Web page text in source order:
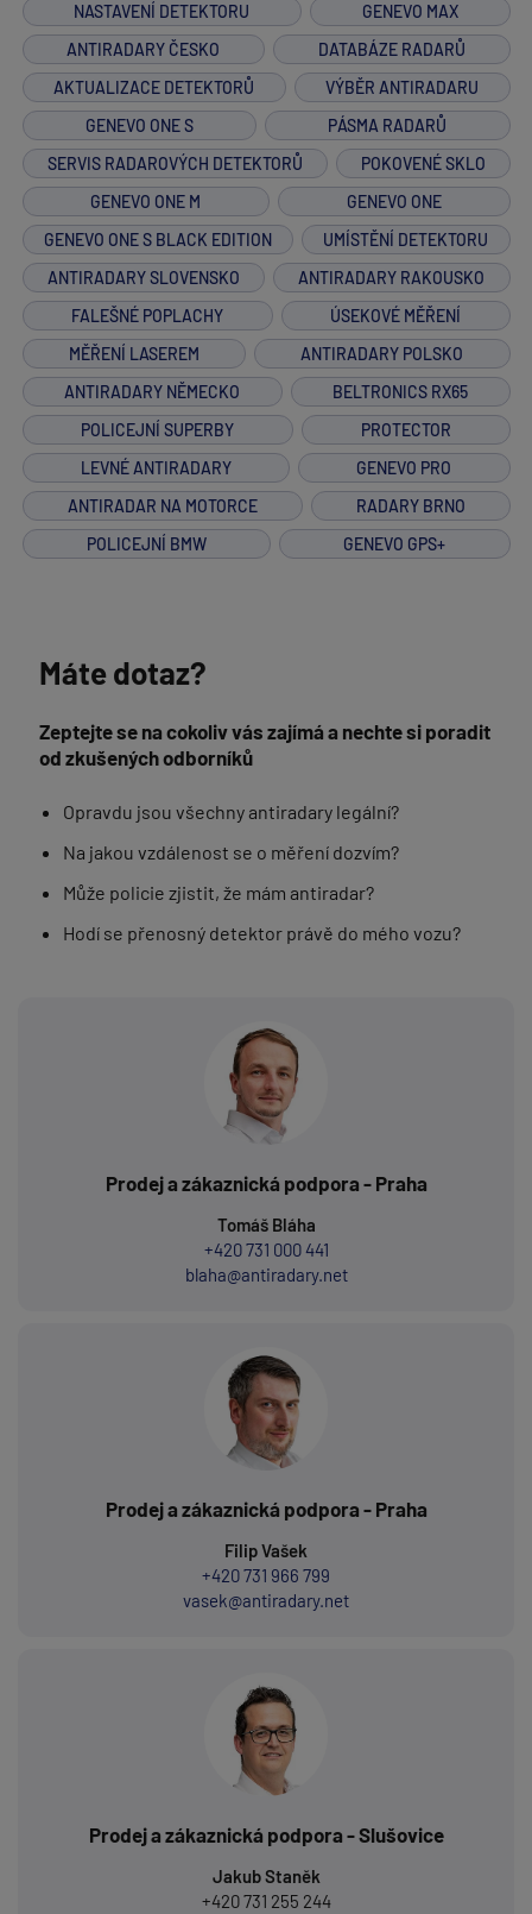
NASTAVENÍ DETEKTORU
GENEVO MAX
ANTIRADARY ČESKO
DATABÁZE RADARŮ
AKTUALIZACE DETEKTORŮ
VÝBĚR ANTIRADARU
GENEVO ONE S
PÁSMA RADARŮ
SERVIS RADAROVÝCH DETEKTORŮ
POKOVENÉ SKLO
GENEVO ONE M
GENEVO ONE
GENEVO ONE S BLACK EDITION
UMÍSTĚNÍ DETEKTORU
ANTIRADARY SLOVENSKO
ANTIRADARY RAKOUSKO
FALEŠNÉ POPLACHY
ÚSEKOVÉ MĚŘENÍ
MĚŘENÍ LASEREM
ANTIRADARY POLSKO
ANTIRADARY NĚMECKO
BELTRONICS RX65
POLICEJNÍ SUPERBY
PROTECTOR
LEVNÉ ANTIRADARY
GENEVO PRO
ANTIRADAR NA MOTORCE
RADARY BRNO
POLICEJNÍ BMW
GENEVO GPS+
Máte dotaz?
Zeptejte se na cokoliv vás zajímá a nechte si poradit
od zkušených odborníků
Opravdu jsou všechny antiradary legální?
Na jakou vzdálenost se o měření dozvím?
Může policie zjistit, že mám antiradar?
Hodí se přenosný detektor právě do mého vozu?
Prodej a zákaznická podpora - Praha
Tomáš Bláha
+420 731 000 441
blaha@antiradary.net
Prodej a zákaznická podpora - Praha
Filip Vašek
+420 731 966 799
vasek@antiradary.net
Prodej a zákaznická podpora - Slušovice
Jakub Staněk
+420 731 255 244